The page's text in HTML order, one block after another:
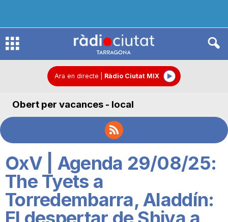
R
d
o
C
Ara en directe Ràdio Ciutat MIX
Obert per vacances - local
OxV | Agenda 29/08/25:
The Tyets a
Torredembarra, Aladdín: